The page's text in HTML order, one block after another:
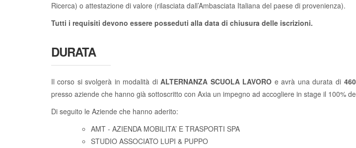
Ricerca) o attestazione di valore (rilasciata dall’Ambasciata Italiana del paese di provenienza).
Tutti i requisiti devono essere posseduti alla data di chiusura delle iscrizioni.
DURATA
Il corso si svolgerà in modalità diALTERNANZA SCUOLA LAVORO e avrà una durata di
presso aziende che hanno già sottoscritto con Axia un impegno ad accogliere in stage il 100%
Di seguito le Aziende che hanno aderito:
AMT - AZIENDA MOBILITA’ E TRASPORTI SPA
STUDIO ASSOCIATO LUPI & PUPPO